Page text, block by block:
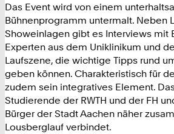
Das Event wird von einem
Bühnenprogramm untermalt. Neben
Showeinlagen gibt es Interviews mit
Experten aus dem Uniklinikum und
Laufszene, die wichtige Tipps rund
geben können. Charakteristisch für
zudem sein integratives Element.
Studierende der RWTH und der FH
Bürger der Stadt Aachen näher
Lousberglauf verbindet.